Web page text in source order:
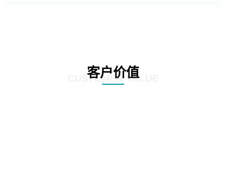
客户价值
CUSTOMER VALUE